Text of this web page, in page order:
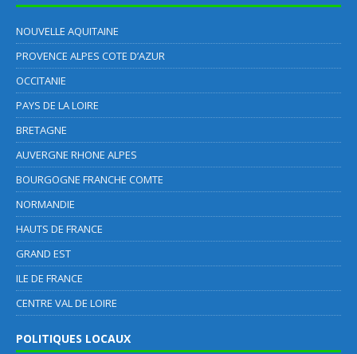
NOUVELLE AQUITAINE
PROVENCE ALPES COTE D’AZUR
OCCITANIE
PAYS DE LA LOIRE
BRETAGNE
AUVERGNE RHONE ALPES
BOURGOGNE FRANCHE COMTE
NORMANDIE
HAUTS DE FRANCE
GRAND EST
ILE DE FRANCE
CENTRE VAL DE LOIRE
POLITIQUES LOCAUX